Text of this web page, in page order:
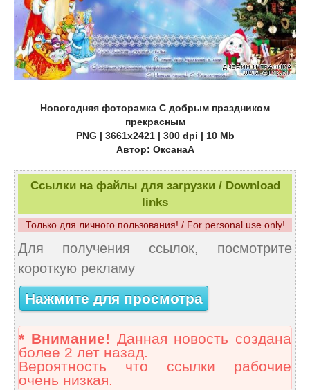
Новогодняя фоторамка С добрым праздником
прекрасным
PNG | 3661x2421 | 300 dpi | 10 Mb
Автор: ОксанаА
Ссылки на файлы для загрузки / Download
links
Только для личного пользования! / For personal use only!
Для получения ссылок, посмотрите
короткую рекламу
Нажмите для просмотра
* Внимание! Данная новость создана
более 2 лет назад.
Вероятность что ссылки рабочие
очень низкая.